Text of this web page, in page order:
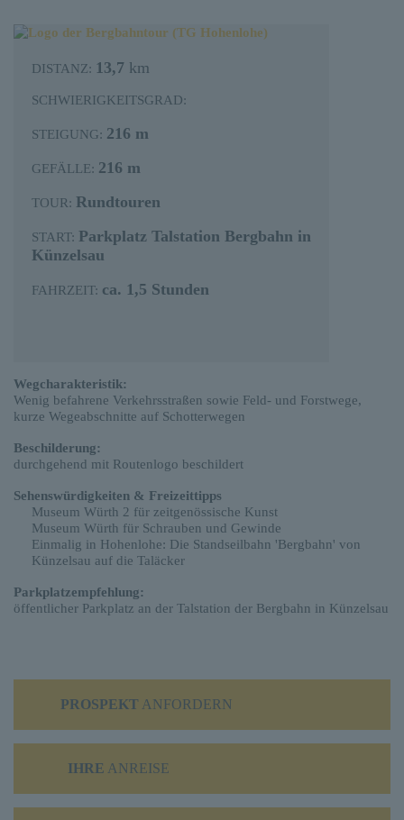
DISTANZ: 13,7 km
SCHWIERIGKEITSGRAD:
STEIGUNG: 216 m
GEFÄLLE: 216 m
TOUR: Rundtouren
START: Parkplatz Talstation Bergbahn in
Künzelsau
FAHRZEIT: ca. 1,5 Stunden
Wegcharakteristik:
Wenig befahrene Verkehrsstraßen sowie Feld- und Forstwege,
kurze Wegeabschnitte auf Schotterwegen
Beschilderung:
durchgehend mit Routenlogo beschildert
Sehenswürdigkeiten & Freizeittipps
Museum Würth 2 für zeitgenössische Kunst
Museum Würth für Schrauben und Gewinde
Einmalig in Hohenlohe: Die Standseilbahn 'Bergbahn' von
Künzelsau auf die Taläcker
Parkplatzempfehlung:
öffentlicher Parkplatz an der Talstation der Bergbahn in Künzelsau
PROSPEKT ANFORDERN
IHRE ANREISE